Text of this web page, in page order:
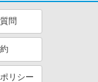
問
リシー